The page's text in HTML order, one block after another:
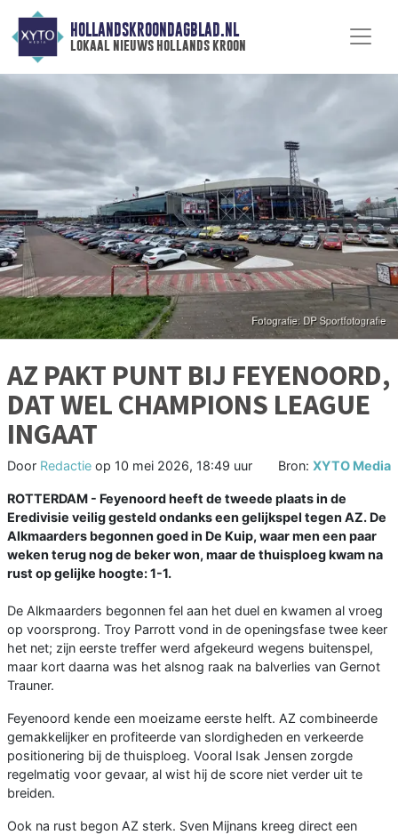
HOLLANDSKROONDAGBLAD.NL
lokaal nieuws hollands kroon
AZ PAKT PUNT BIJ FEYENOORD,
DAT WEL CHAMPIONS LEAGUE
INGAAT
Door Redactie op 10 mei 2026, 18:49 uur Bron: XYTO Media
ROTTERDAM - Feyenoord heeft de tweede plaats in de
Eredivisie veilig gesteld ondanks een gelijkspel tegen AZ. De
Alkmaarders begonnen goed in De Kuip, waar men een paar
weken terug nog de beker won, maar de thuisploeg kwam na
rust op gelijke hoogte: 1-1.
De Alkmaarders begonnen fel aan het duel en kwamen al vroeg
op voorsprong. Troy Parrott vond in de openingsfase twee keer
het net; zijn eerste treffer werd afgekeurd wegens buitenspel,
maar kort daarna was het alsnog raak na balverlies van Gernot
Trauner.
Feyenoord kende een moeizame eerste helft. AZ combineerde
gemakkelijker en profiteerde van slordigheden en verkeerde
positionering bij de thuisploeg. Vooral Isak Jensen zorgde
regelmatig voor gevaar, al wist hij de score niet verder uit te
breiden.
Ook na rust begon AZ sterk. Sven Mijnans kreeg direct een